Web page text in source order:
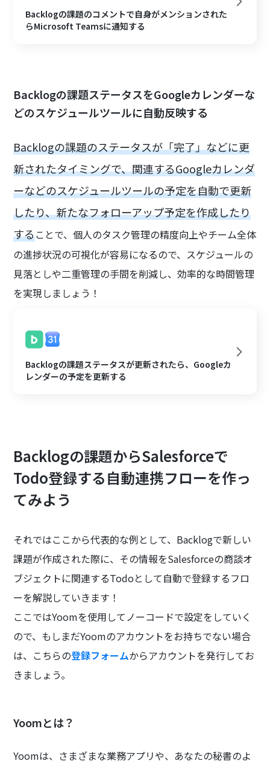
Backlogの課題のコメントで自身がメンションされた
らMicrosoft Teamsに通知する
Backlogの課題ステータスをGoogleカレンダーな
どのスケジュールツールに自動反映する
Backlogの課題のステータスが「完了」などに更
新されたタイミングで、関連するGoogleカレンダ
ーなどのスケジュールツールの予定を自動で更新
したり、新たなフォローアップ予定を作成したり
することで、個人のタスク管理の精度向上やチーム全体
の進捗状況の可視化が容易になるので、スケジュールの
見落としや二重管理の手間を削減し、効率的な時間管理
を実現しましょう！
Backlogの課題ステータスが更新されたら、Googleカ
レンダーの予定を更新する
Backlogの課題からSalesforceで
Todo登録する自動連携フローを作っ
てみよう
それではここから代表的な例として、Backlogで新しい
課題が作成された際に、その情報をSalesforceの商談オ
ブジェクトに関連するTodoとして自動で登録するフロ
ーを解説していきます！
ここではYoomを使用してノーコードで設定をしていく
ので、もしまだYoomのアカウントをお持ちでない場合
は、こちらの登録フォームからアカウントを発行してお
きましょう。
Yoomとは？
Yoomは、さまざまな業務アプリや、あなたの秘書のよ